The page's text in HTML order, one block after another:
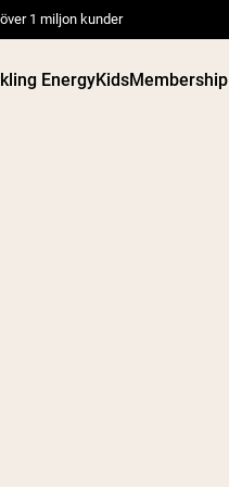
1 miljon kunder
EnergyKidsMembership